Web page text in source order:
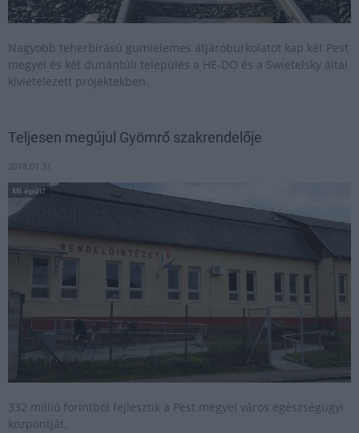
Nagyobb teherbírású gumielemes átjáróburkolatot kap két Pest
megyei és két dunántúli település a HE-DO és a Swietelsky által
kivietelezett projektekben.
Teljesen megújul Gyömrő szakrendelője
2018.01.31
Mi épül?
332 millió forintból fejlesztik a Pest megyei város egészségügyi
központját.